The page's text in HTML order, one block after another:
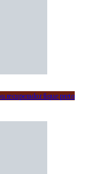
recuperador fique preto